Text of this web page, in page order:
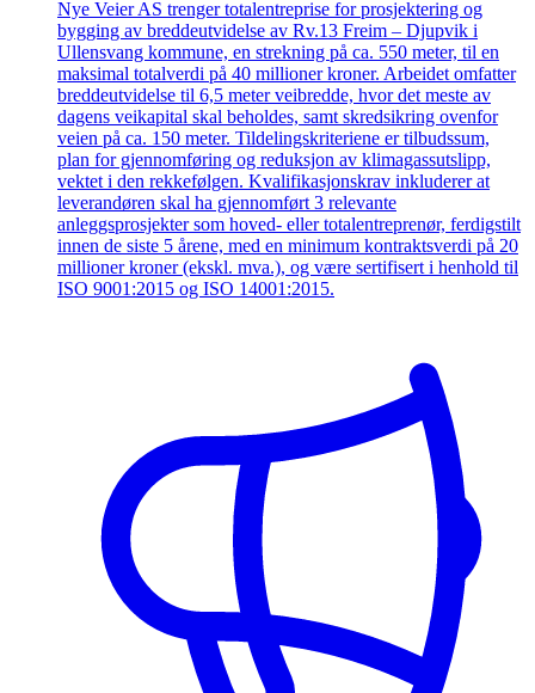
Nye Veier AS trenger totalentreprise for prosjektering og
bygging av breddeutvidelse av Rv.13 Freim – Djupvik i
Ullensvang kommune, en strekning på ca. 550 meter, til en
maksimal totalverdi på 40 millioner kroner. Arbeidet omfatter
breddeutvidelse til 6,5 meter veibredde, hvor det meste av
dagens veikapital skal beholdes, samt skredsikring ovenfor
veien på ca. 150 meter. Tildelingskriteriene er tilbudssum,
plan for gjennomføring og reduksjon av klimagassutslipp,
vektet i den rekkefølgen. Kvalifikasjonskrav inkluderer at
leverandøren skal ha gjennomført 3 relevante
anleggsprosjekter som hoved- eller totalentreprenør, ferdigstilt
innen de siste 5 årene, med en minimum kontraktsverdi på 20
millioner kroner (ekskl. mva.), og være sertifisert i henhold til
ISO 9001:2015 og ISO 14001:2015.